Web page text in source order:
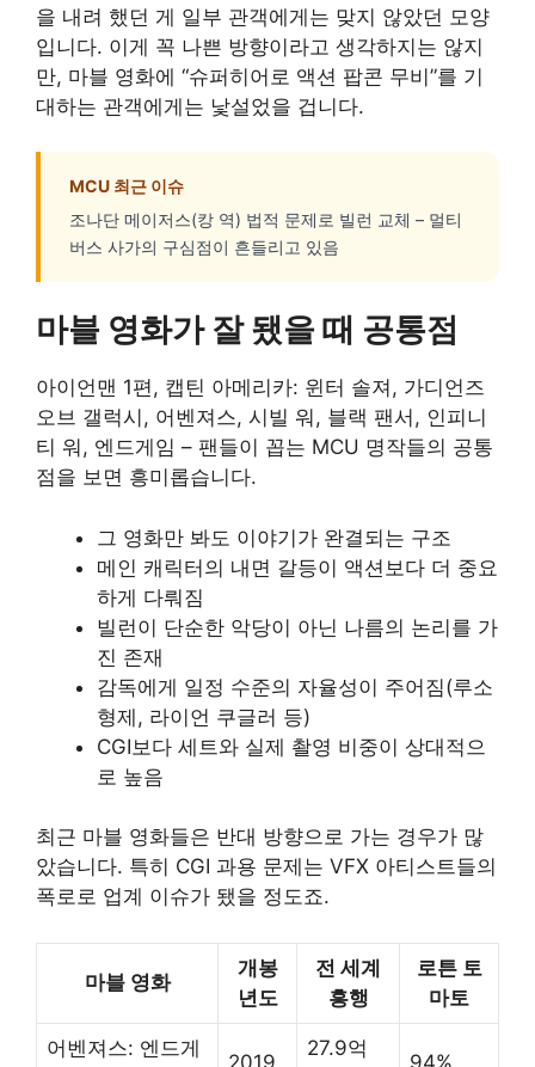
을 내려 했던 게 일부 관객에게는 맞지 않았던 모양
입니다. 이게 꼭 나쁜 방향이라고 생각하지는 않지
만, 마블 영화에 “슈퍼히어로 액션 팝콘 무비”를 기
대하는 관객에게는 낯설었을 겁니다.
MCU 최근 이슈
조나단 메이저스(캉 역) 법적 문제로 빌런 교체 – 멀티
버스 사가의 구심점이 흔들리고 있음
마블 영화가 잘 됐을 때 공통점
아이언맨 1편, 캡틴 아메리카: 윈터 솔져, 가디언즈
오브 갤럭시, 어벤져스, 시빌 워, 블랙 팬서, 인피니
티 워, 엔드게임 – 팬들이 꼽는 MCU 명작들의 공통
점을 보면 흥미롭습니다.
그 영화만 봐도 이야기가 완결되는 구조
메인 캐릭터의 내면 갈등이 액션보다 더 중요
하게 다뤄짐
빌런이 단순한 악당이 아닌 나름의 논리를 가
진 존재
감독에게 일정 수준의 자율성이 주어짐(루소
형제, 라이언 쿠글러 등)
CGI보다 세트와 실제 촬영 비중이 상대적으
로 높음
최근 마블 영화들은 반대 방향으로 가는 경우가 많
았습니다. 특히 CGI 과용 문제는 VFX 아티스트들의
폭로로 업계 이슈가 됐을 정도죠.
마블 영화
개봉
년도
전 세계
흥행
로튼 토
마토
어벤져스: 엔드게
2019
27.9억
94%